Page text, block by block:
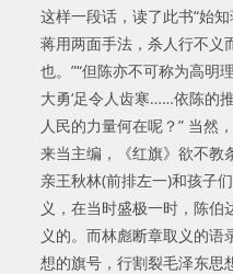
这样一段话，读了此书“始
蒋用两面手法，杀人行不义
也。”“但陈亦不可称为高明
大勇‘足令人齿寒……依陈的
人民的力量何在呢？” 当然
来当主编，《红旗》欲不教
亲王秋林(前排左一)和孩子
义，在当时盛极一时，陈
义的。而林彪断章取义的
想的旗号，行割裂毛泽东思